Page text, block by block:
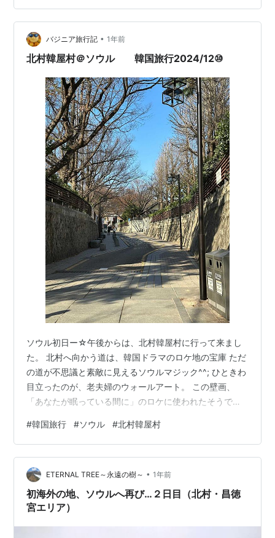
王世宗』など、歴史ドラマの舞台としてたびたび登場し
ます。 見どころ 守門将交代式はまるでドラマのワンシー
ン 韓服レンタルでの散…
バジニア旅行記 • 1年前
北村韓屋村＠ソウル 韓国旅行2024/12⑩
ソウル初日ー☆午後からは、北村韓屋村に行って来まし
た。 北村へ向かう道は、韓国ドラマのロケ地の宝庫 ただ
の道が不思議と素敵に見えるソウルマジック^^; ひときわ
目立ったのが、老夫婦のウォールアート。 この壁画、
「あなたが眠っている間に」のロケに使われたそうです
と～一帯が伝統家屋が密集する韓屋エリア 北村1景から8
景までの景色が楽しめます。 こちら５景、6景。登って
行くときに見える景色が北村6景 登ってから下るとき街
を見下ろす景色が北村５景 民族衣装を着た観光客がたん
さん ! ソウルの街並みが韓屋と融合^^; 5、6景の隣の路地
は7景 可愛い置…
#韓国旅行 #ソウル #北村韓屋村
ETERNAL TREE～永遠の樹～ • 1年前
初海外の地、ソウルへ再び…２日目（北村・昌徳
宮エリア）